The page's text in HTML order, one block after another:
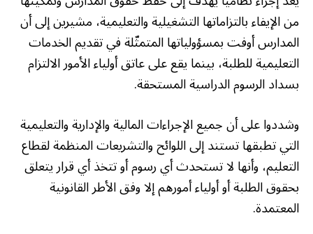
من الإيفاء بالتزاماتها التشغيلية والتعليمية، مشيرين إلى أن
المدارس أوفت بمسؤولياتها المتمثّلة في تقديم الخدمات
التعليمية للطلبة، بينما يقع على عاتق أولياء الأمور الالتزام
بسداد الرسوم الدراسية المستحقة.
وشددوا على أن جميع الإجراءات المالية والإدارية والتعليمية
التي تطبقها تستند إلى اللوائح والتشريعات المنظمة لقطاع
التعليم، وأنها لا تستحدث أي رسوم أو تتخذ أي قرار يتعلق
بحقوق الطلبة أو أولياء أمورهم إلا وفق الأطر القانونية
المعتمدة.